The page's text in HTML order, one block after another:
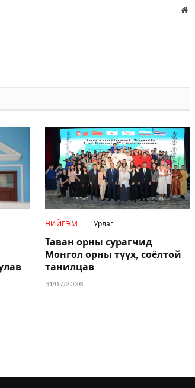
НИЙГЭМ Урлаг
Таван орны сурагчид
Монгол орны түүх, соёлтой
танилцав
31/07/2026